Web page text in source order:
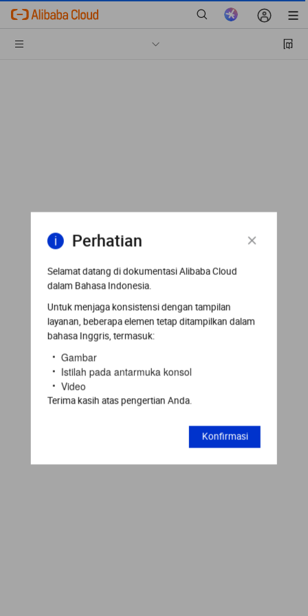
Perhatian
Selamat datang di dokumentasi Alibaba Cloud
dalam Bahasa Indonesia.
Untuk menjaga konsistensi dengan tampilan
layanan, beberapa elemen tetap ditampilkan dalam
bahasa Inggris, termasuk:
Gambar
Istilah pada antarmuka konsol
Video
Terima kasih atas pengertian Anda.
Konfirmasi